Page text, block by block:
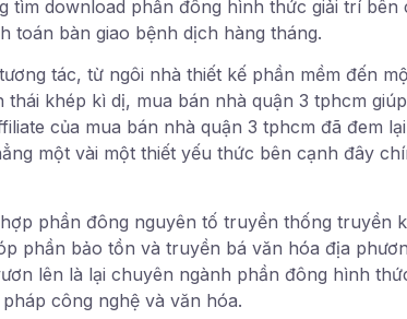
tìm download phần đông hình thức giải trí bên
toán bàn giao bệnh dịch hàng tháng.
tác, từ ngôi nhà thiết kế phần mềm đến
khép kì dị, mua bán nhà quận 3 tphcm
của mua bán nhà quận 3 tphcm đã đem
một vài một thiết yếu thức bên cạnh đây
phần đông nguyên tố truyền thống truyền
phần bảo tồn và truyền bá văn hóa địa
lên là lại chuyên ngành phần đông hình
công nghệ và văn hóa.